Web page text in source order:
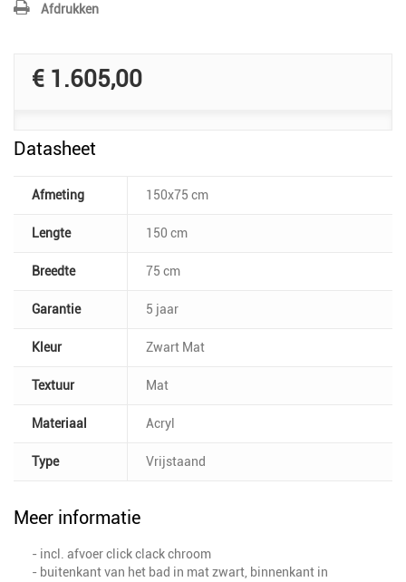
Afdrukken
€ 1.605,00
Datasheet
Afmeting 150x75 cm
Lengte 150 cm
Breedte 75 cm
Garantie 5 jaar
Kleur Zwart Mat
Textuur Mat
Materiaal Acryl
Type Vrijstaand
Meer informatie
- incl. afvoer click clack chroom
- buitenkant van het bad in mat zwart, binnenkant in